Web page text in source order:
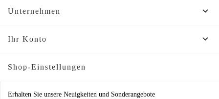
Unternehmen 
Ihr Konto 
Shop-Einstellungen
Erhalten Sie unsere Neuigkeiten und Sonderangebote